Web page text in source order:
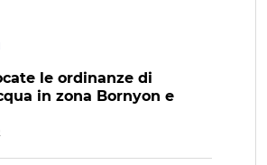
le ordinanze di
in zona Bornyon e